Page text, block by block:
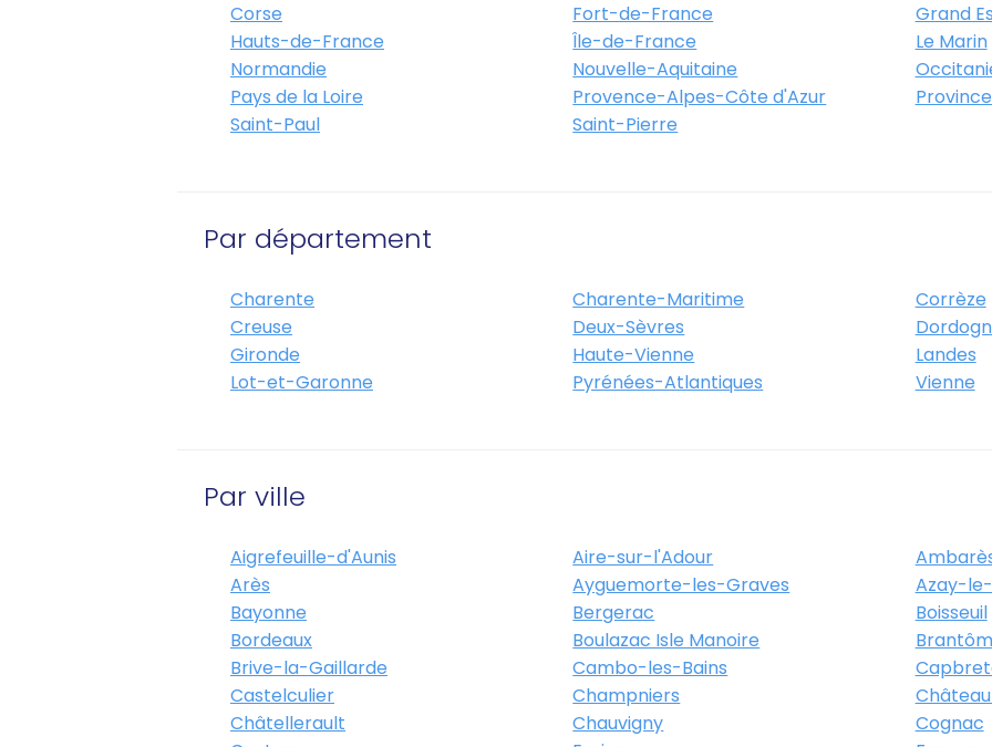
Corse
Fort-de-France
Grand
Hauts-de-France
Île-de-France
Le Marin
Normandie
Nouvelle-Aquitaine
Pays de la Loire
Provence-Alpes-Côte d'Azur
Saint-Paul
Saint-Pierre
Par département
Charente Charente-Maritime
Corrèze
Creuse
Deux-Sèvres
Gironde
Haute-Vienne
Landes
Lot-et-Garonne
Pyrénées-Atlantiques Vienne
Par ville
Aigrefeuille-d'Aunis Aire-sur-l'Adour
Arès
Ayguemorte-les-Graves
Azay-
Bayonne
Bergerac
Boisseuil
Bordeaux
Boulazac Isle Manoire
Brive-la-Gaillarde
Cambo-les-Bains
Castelculier
Champniers
Châtellerault
Chauvigny
Cognac